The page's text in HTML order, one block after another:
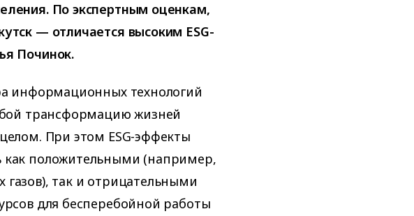
По экспертным оценкам,
— отличается высоким ESG-
Починок.
информационных технологий
трансформацию жизней
При этом ESG-эффекты
как положительными (например,
так и отрицательными
для бесперебойной работы